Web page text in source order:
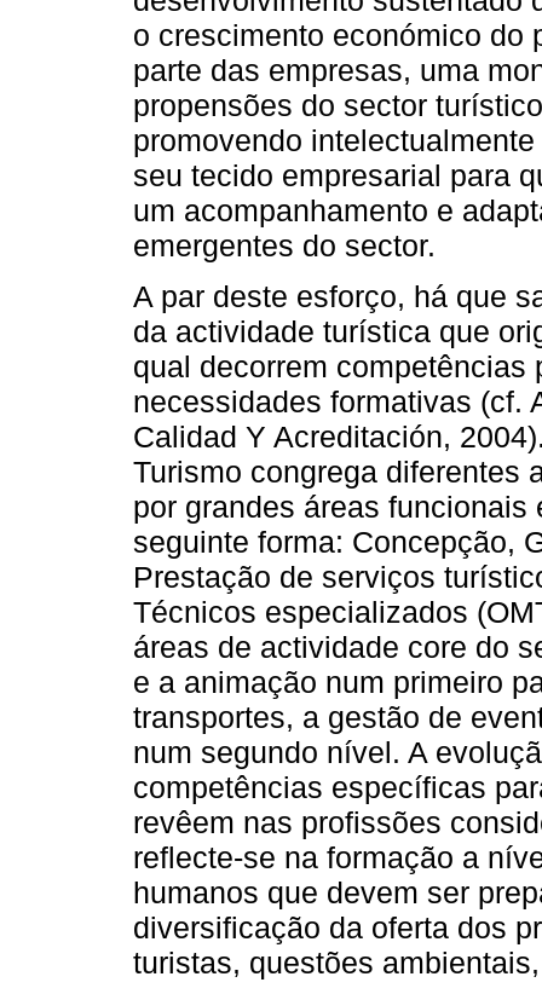
o crescimento económico do
parte das empresas, uma
propensões do sector
promovendo
seu tecido empresarial para
um acompanhamento e
emergentes do sector.
A par deste esforço, há que
da actividade turística que
qual decorrem
necessidades formativas (cf.
Calidad Y Acreditación,
Turismo congrega diferentes
por grandes áreas
seguinte forma: Concepção,
Prestação de serviços
Técnicos especializados
áreas de actividade core do
e a animação num primeiro
transportes, a gestão de
num segundo nível. A
competências específicas
revêem nas profissões
reflecte-se na formação a
humanos que devem ser
diversificação da oferta dos
turistas, questões